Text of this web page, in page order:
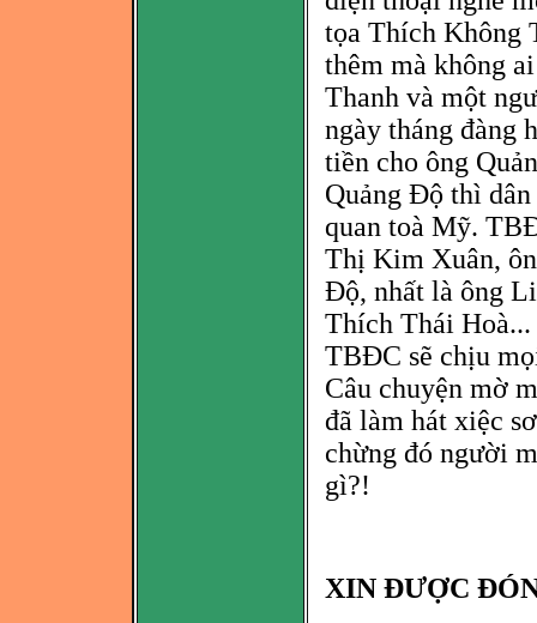
tọa Thích Không
thêm mà không
Thanh và một
ngày tháng đàng
tiền cho ông
Quảng Độ thì
quan toà Mỹ.
Thị Kim Xuân,
Độ, nhất là ông
Thích Thái
TBĐC sẽ chịu
Câu chuyện mờ
đã làm hát xiệc
chừng đó người
gì?!
XIN ĐƯỢC